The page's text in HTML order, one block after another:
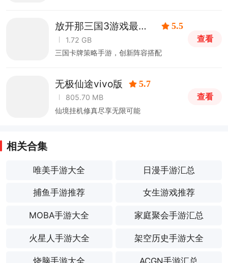
放开那三国3游戏最新
版
5.5
1.72 GB
三国卡牌策略手游，创新阵容搭配
查看
无极仙途vivo版 5.7
805.70 MB
仙境挂机修真尽享无限可能
查看
相关合集
唯美手游大全 日漫手游汇总
捕鱼手游推荐 女生游戏推荐
MOBA手游大全 家庭聚会手游汇总
火星人手游大全 架空历史手游大全